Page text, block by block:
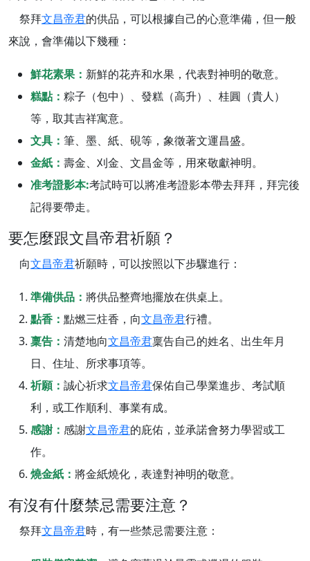
祭拜文昌帝君的供品，可以根據自己的心意準備，但一般
來說，會準備以下幾種：
鮮花素果： 新鮮的花卉和水果，代表對神明的敬意。
糕點： 粽子（包中）、發糕（高升）、桂圓（貴人）
等，取其吉祥寓意。
文具： 筆、墨、紙、硯等，象徵著文運昌盛。
金紙： 壽金、刈金、文昌金等，用來敬獻神明。
准考證影本:考試時可以將准考證影本帶去拜拜，拜完後
記得要帶走。
要怎麼跟文昌帝君祈願？
向文昌帝君祈願時，可以按照以下步驟進行：
準備供品： 將供品整齊地擺放在供桌上。
點香： 點燃三炷香，向文昌帝君行禮。
稟告： 清楚地向文昌帝君稟告自己的姓名、出生年月
日、住址、所求事項等。
祈願： 誠心祈求文昌帝君保佑自己學業進步、考試順
利，或工作順利、事業有成。
感謝： 感謝文昌帝君的庇佑，並承諾會努力學習或工
作。
燒金紙： 將金紙燒化，表達對神明的敬意。
有沒有什麼禁忌需要注意？
祭拜文昌帝君時，有一些禁忌需要注意：